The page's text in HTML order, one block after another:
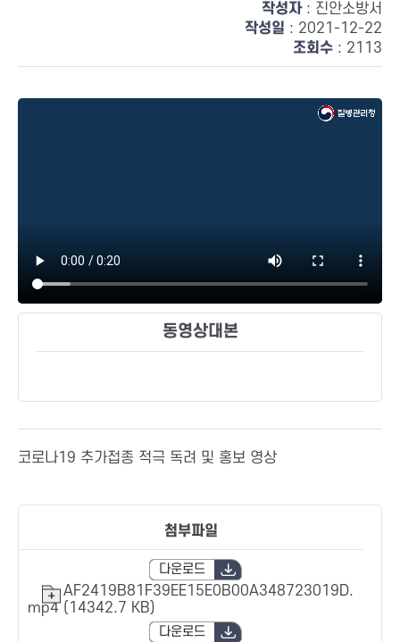
작성자: 진안소방서
작성일 : 2021-12-22
조회수 : 2113
동영상대본
코로나19 추가접종 적극 독려 및 홍보 영상
첨부파일
다운로드
AF2419B81F39EE15E0B00A348723019D.
mp4 (14342.7 KB)
다운로드